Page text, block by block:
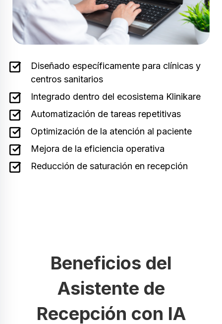
Diseñado específicamente para clínicas y
centros sanitarios
Integrado dentro del ecosistema Klinikare
Automatización de tareas repetitivas
Optimización de la atención al paciente
Mejora de la eficiencia operativa
Reducción de saturación en recepción
Beneficios del
Asistente de
Recepción con IA